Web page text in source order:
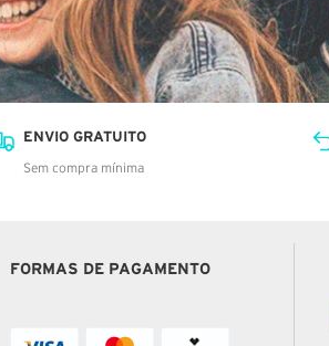
ENVIO GRATUITO
Sem compra mínima
FORMAS DE PAGAMENTO